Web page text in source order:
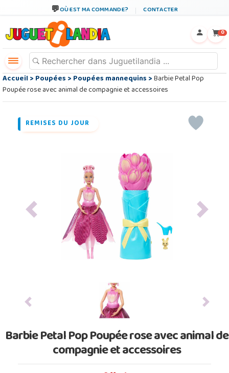
OÙ EST MA COMMANDE? CONTACTER
0
Accueil>Poupées>Poupées mannequins>Barbie Petal Pop
Poupée rose avec animal de compagnie et accessoires
REMISES DU JOUR
Previous Next
Previous Next
Barbie Petal Pop Poupée rose avec animal de
compagnie et accessoires